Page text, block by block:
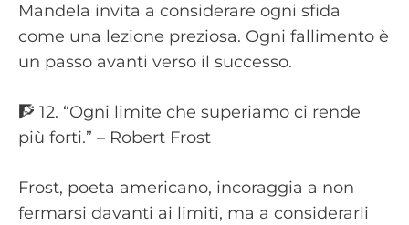
Mandela invita a considerare ogni sfida
come una lezione preziosa. Ogni fallimento è
un passo avanti verso il successo.
🧗 12. “Ogni limite che superiamo ci rende
più forti.” – Robert Frost
Frost, poeta americano, incoraggia a non
fermarsi davanti ai limiti, ma a considerarli